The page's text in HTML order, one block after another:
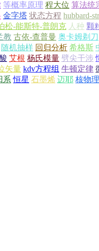
等概率原理 程大位 算法统
金字塔 状态方程 hubbard-
松-能斯特-普朗克 人种 颗
教 古依-查普曼 奥卡姆剃刀
随机抽样 回归分析 希格斯
艾根 杨氏模量 劈尖干涉
矢量 kdv方程组 牛顿定律
系 恒星 石墨烯 迈耶 核物理